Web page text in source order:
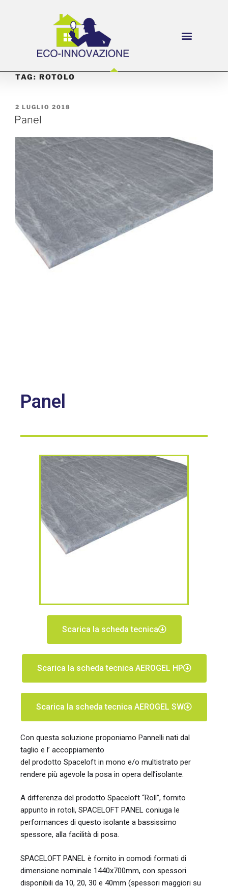
TAG: ROTOLO
2 LUGLIO 2018
Panel
Panel
Scarica la scheda tecnica
Scarica la scheda tecnica AEROGEL HP
Scarica la scheda tecnica AEROGEL SW
Con questa soluzione proponiamo Pannelli nati dal
taglio e l’ accoppiamento
del prodotto Spaceloft in mono e/o multistrato per
rendere più agevole la posa in opera dell’isolante.
A differenza del prodotto Spaceloft “Roll”, fornito
appunto in rotoli, SPACELOFT PANEL coniuga le
performances di questo isolante a bassissimo
spessore, alla facilità di posa.
SPACELOFT PANEL è fornito in comodi formati di
dimensione nominale 1440x700mm, con spessori
disponibili da 10, 20, 30 e 40mm (spessori maggiori su